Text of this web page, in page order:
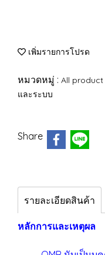
เพิ่มรายการโปรด
หมวดหมู่ : All product
และระบบ
Share
รายละเอียดสินค้า
หลักการและเหตุผล